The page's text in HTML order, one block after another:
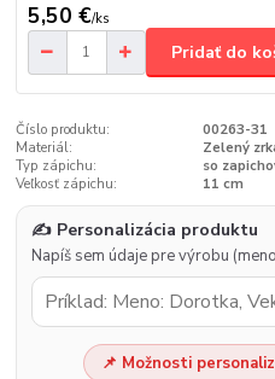
5,50 €/ks
Pridať do
Číslo produktu:
00263-31
Materiál:
Zelený
Typ zápichu:
so
Veľkosť zápichu:
11 cm
✍️ Personalizácia produktu
Napíš sem údaje pre výrobu
📌 Možnosti